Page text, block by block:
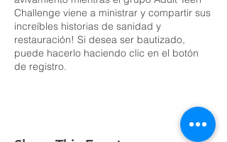
Challenge viene a ministrar y compartir sus
increíbles historias de sanidad y
restauración! Si desea ser bautizado,
puede hacerlo haciendo clic en el botón
de registro.